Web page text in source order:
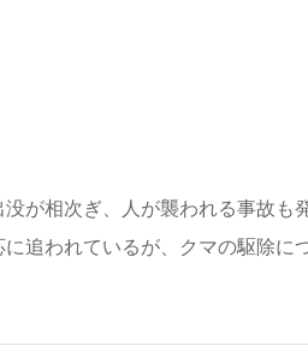
が相次ぎ、人が襲われる事故
追われているが、クマの駆除